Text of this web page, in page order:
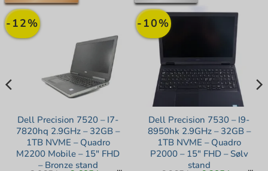
-12%
Dell Precision 7520 – I7-
7820hq 2.9GHz – 32GB –
1TB NVME – Quadro
M2200 Mobile – 15″ FHD
– Bronze stand
-10%
Dell Precision 7530 – I9-
8950hk 2.9GHz – 32GB –
1TB NVME – Quadro
P2000 – 15″ FHD – Sølv
stand